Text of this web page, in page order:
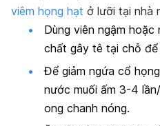
viêm họng hạt ở lưỡi tại nhà
Dùng viên ngậm
chất gây tê tại chỗ để
Để giảm ngứa cổ
nước muối ấm 3-4
ong chanh nóng.